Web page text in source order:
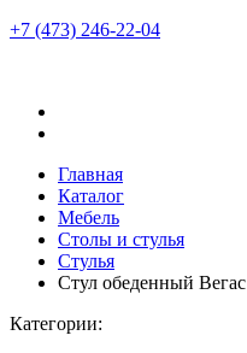
+7 (473) 246-22-04
Главная
Каталог
Мебель
Столы и стулья
Стулья
Стул обеденный Вегас
Категории: